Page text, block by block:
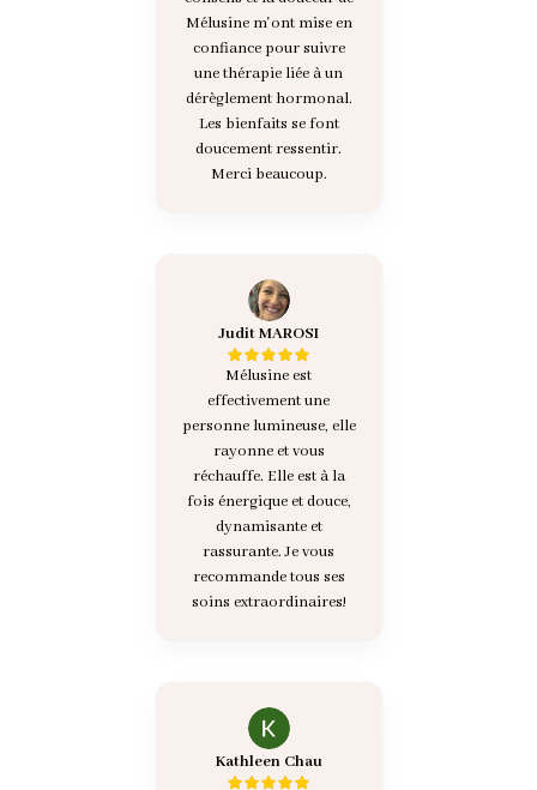
Mélusine m'ont mise en
confiance pour suivre
une thérapie liée à un
dérèglement hormonal.
Les bienfaits se font
doucement ressentir.
Merci beaucoup.
Judit MAROSI
Mélusine est
effectivement une
personne lumineuse, elle
rayonne et vous
réchauffe. Elle est à la
fois énergique et douce,
dynamisante et
rassurante. Je vous
recommande tous ses
soins extraordinaires!
Kathleen Chau